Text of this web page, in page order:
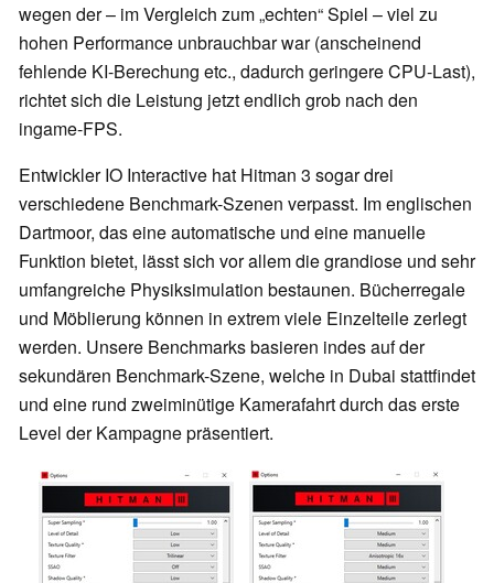
wegen der – im Vergleich zum „echten“ Spiel – viel zu
hohen Performance unbrauchbar war (anscheinend
fehlende KI-Berechung etc., dadurch geringere CPU-Last),
richtet sich die Leistung jetzt endlich grob nach den
ingame-FPS.
Entwickler IO Interactive hat Hitman 3 sogar drei
verschiedene Benchmark-Szenen verpasst. Im englischen
Dartmoor, das eine automatische und eine manuelle
Funktion bietet, lässt sich vor allem die grandiose und sehr
umfangreiche Physiksimulation bestaunen. Bücherregale
und Möblierung können in extrem viele Einzelteile zerlegt
werden. Unsere Benchmarks basieren indes auf der
sekundären Benchmark-Szene, welche in Dubai stattfindet
und eine rund zweiminütige Kamerafahrt durch das erste
Level der Kampagne präsentiert.